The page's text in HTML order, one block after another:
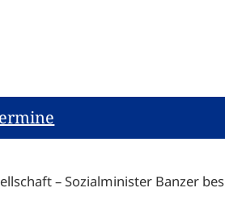
– Sozialminister Banzer